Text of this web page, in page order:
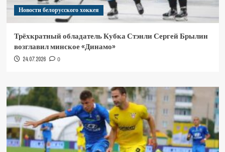
Новости белорусского хоккея
Трёхкратный обладатель Кубка Стэнли Сергей Брылин
возглавил минское «Динамо»
24.07.2026 0